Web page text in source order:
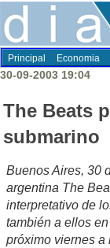
Principal Economia
30-09-2003 19:04
The Beats
submarino
Buenos Aires, 30
argentina The
interpretativo de
también a ellos
próximo viernes a